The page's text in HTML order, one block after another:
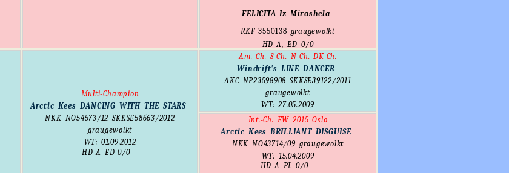
FELICITA Iz Mirashela
RKF 3550138 graugewolkt
HD-A, ED 0/0
Multi-Champion
Arctic Kees DANCING WITH THE STARS
NKK NO54573/12 SKKSE58663/2012
graugewolkt
WT: 01.09.2012
HD-A ED-0/0
Am. Ch. S-Ch. N-Ch. DK-Ch.
Windrift's LINE DANCER
AKC NP23598908 SKKSE39122/2011
graugewolkt
WT: 27.05.2009
Int.-Ch. EW 2015 Oslo
Arctic Kees BRILLIANT DISGUISE
NKK NO43714/09 graugewolkt
WT: 15.04.2009
HD-A PL 0/0